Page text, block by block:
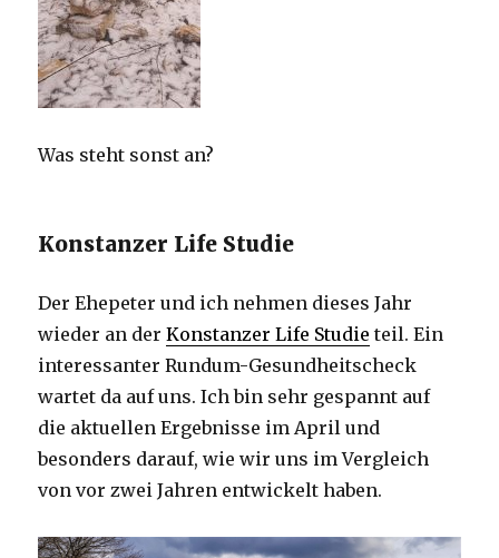
Was steht sonst an?
Konstanzer Life Studie
Der Ehepeter und ich nehmen dieses Jahr
wieder an derKonstanzer Life Studie teil. Ein
interessanter Rundum-Gesundheitscheck
wartet da auf uns. Ich bin sehr gespannt auf
die aktuellen Ergebnisse im April und
besonders darauf, wie wir uns im Vergleich
von vor zwei Jahren entwickelt haben.